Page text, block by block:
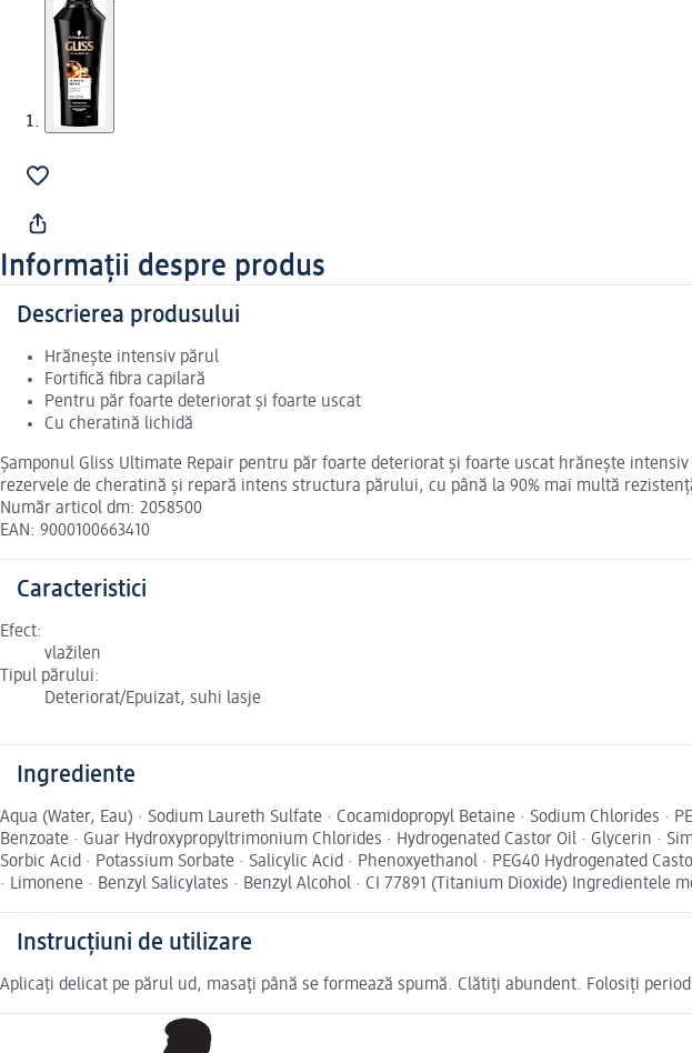
Informații despre produs
Descrierea produsului
Hrănește intensiv părul
Fortifică fibra capilară
Pentru păr foarte deteriorat și foarte uscat
Cu cheratină lichidă
Șamponul Gliss Ultimate Repair pentru păr foarte deteriorat și foarte uscat hrănește
rezervele de cheratină și repară intens structura părului, cu până la 90% mai multă
Număr articol dm: 2058500
EAN: 9000100663410
Caracteristici
Efect:
vlažilen
Tipul părului:
Deteriorat/Epuizat, suhi lasje
Ingrediente
Aqua (Water, Eau) · Sodium Laureth Sulfate · Cocamidopropyl Betaine · Sodium Chlorides ·
Benzoate · Guar Hydroxypropyltrimonium Chlorides · Hydrogenated Castor Oil · Glycerin ·
Sorbic Acid · Potassium Sorbate · Salicylic Acid · Phenoxyethanol · PEG40 Hydrogenated
· Limonene · Benzyl Salicylates · Benzyl Alcohol · CI 77891 (Titanium Dioxide)
Instrucțiuni de utilizare
Aplicați delicat pe părul ud, masați până se formează spumă. Clătiți abundent. Folosiți